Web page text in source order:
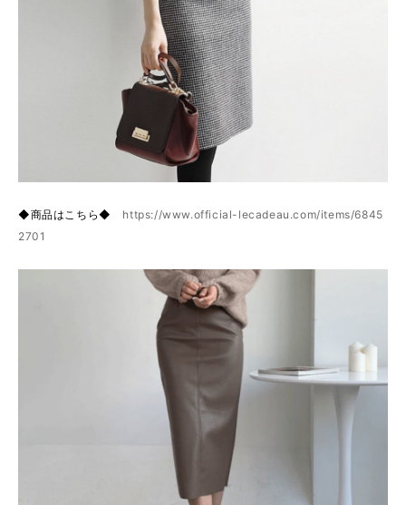
◆商品はこちら◆ https://www.official-lecadeau.com/items/6845
2701